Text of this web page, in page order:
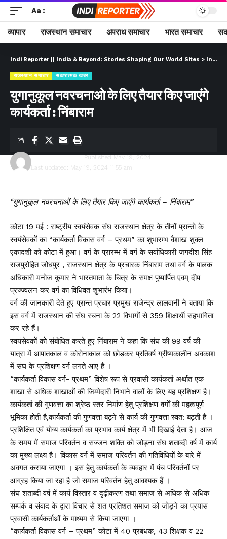
Aa
व्यापार राजस्थान समाचार अपराध समाचार भारत समाचार
Indi Reporter || India & Beyond: Stories Shaping Our World Sites > Indi Reporter (Hindi)
राजस्थान समाचार सकारात्मक खबर
युगानुकूल नवरचनाओ के लिए तैयार किए जाएंगे
कार्यकर्ता : निंबाराम
Last updated: May 19, 2024 11:55 am
Rajesh Kumawat Published May 19, 2024
“युगानुकूल नवरचनाओं के लिए तैयार किए जाएंगे कार्यकर्ता – निंबाराम”
कोटा 19 मई : राष्ट्रीय स्वयंसेवक संघ राजस्थान क्षेत्र के तीनों प्रान्तो के
स्वयंसेवकों का “कार्यकर्ता विकास वर्ग – प्रथम” का शुभारम्भ वैशाख शुक्ल
एकादशी को कोटा में हुआ। वर्ग के प्रारम्भ में वर्ग के सर्वाधिकारी जगदीश सिंह
राजपुरोहित जोधपुर , राजस्थान क्षेत्र के प्रचारक निंबाराम तथा वर्ग के पालक
अधिकारी मनोज कुमार ने भारतमाता के चित्र के समक्ष पुष्पार्पित एवम् दीप
प्रज्ज्वलन कर वर्ग का विधिवत शुभारंभ किया।
वर्ग की जानकारी देते हुए प्रान्त प्रचार प्रमुख राजेन्द्र लालवानी ने बताया कि
इस वर्ग में राजस्थान की संघ रचना के 22 विभागों से 359 शिक्षार्थी सहभागिता
कर रहे हैं।
स्वयंसेवकों को संबोधित करते हुए निंबाराम ने कहा कि संघ की 99 वर्ष की
यात्रा में आपातकाल व कोरोनाकाल को छोड़कर प्रतिवर्ष ग्रीष्मकालीन अवकाश
में संघ के प्रशिक्षण वर्ग लगते आए हैं ।
“कार्यकर्ता विकास वर्ग- प्रथम” विशेष रूप से प्रवासी कार्यकर्ता अर्थात एक
शाखा से अधिक शाखाओं की जिम्मेदारी निभाने वालों के लिए यह प्रशिक्षण है।
कार्यकर्ता की गुणवत्ता का श्रेष्ठ स्तर निर्माण हेतु प्रशिक्षण वर्गों की महत्वपूर्ण
भूमिका होती है,कार्यकर्ता की गुणवत्ता बढ़ने से कार्य की गुणवत्ता स्वत: बढ़ती है ।
प्रशिक्षित एवं योग्य कार्यकर्ता का प्रभाव कार्य क्षेत्र में भी दिखाई देता है। आज
के समय में समाज परिवर्तन व सज्जन शक्ति को जोड़ना संघ शताब्दी वर्ष में कार्य
का मुख्य लक्ष्य है। विकास वर्ग में समाज परिवर्तन की गतिविधियों के बारे में
अवगत कराया जाएगा । इस हेतु कार्यकर्ता के व्यवहार में पंच परिवर्तनों पर
आग्रह किया जा रहा है जो समाज परिवर्तन हेतु आवश्यक हैं ।
संघ शताब्दी वर्ष में कार्य विस्तार व दृढ़ीकरण तथा समाज से अधिक से अधिक
सम्पर्क व संवाद के द्वारा विचार से शत प्रतिशत समाज को जोड़ने का प्रयास
प्रवासी कार्यकर्ताओं के माध्यम से किया जाएगा ।
“कार्यकर्ता विकास वर्ग – प्रथम” कोटा में 40 प्रबंधक, 43 शिक्षक व 22